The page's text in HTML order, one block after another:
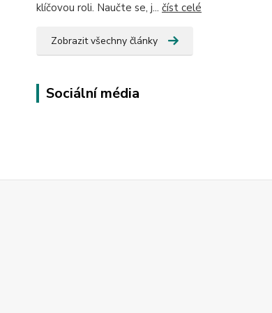
klíčovou roli. Naučte se, j... číst celé
Zobrazit všechny články
Sociální média